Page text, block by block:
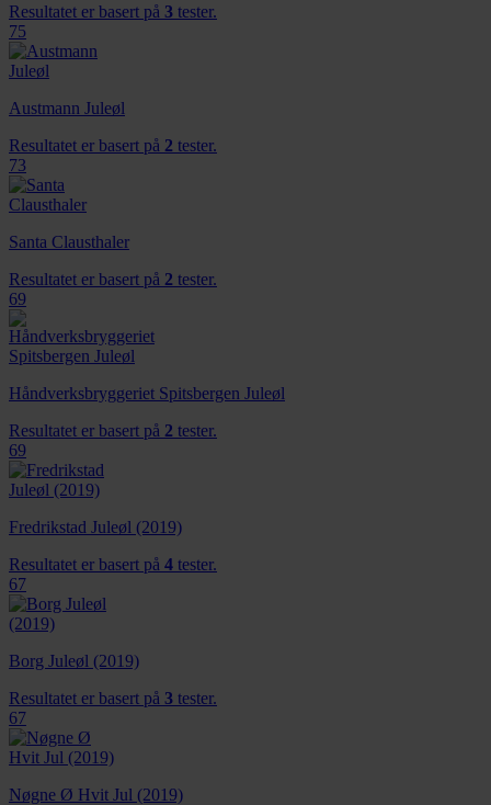
Resultatet er basert på 3 tester.
75
Austmann Juleøl
Resultatet er basert på 2 tester.
73
Santa Clausthaler
Resultatet er basert på 2 tester.
69
Håndverksbryggeriet Spitsbergen Juleøl
Resultatet er basert på 2 tester.
69
Fredrikstad Juleøl (2019)
Resultatet er basert på 4 tester.
67
Borg Juleøl (2019)
Resultatet er basert på 3 tester.
67
Nøgne Ø Hvit Jul (2019)